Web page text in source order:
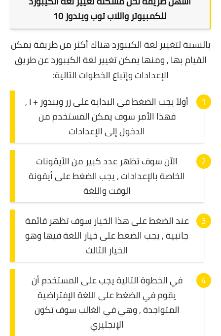
للكمبيوتر واللاب توب ويندوز 10
بالنسبة لتغيير لغة الكيبورد هناك أكثر من طريقة يمكن
القيام بها , ومنها يمكن تغيير لغة الكيبورد عن طريق
الإعدادات وإتباع الخطوات التالية:
أولاً يجب الضغط في البداية على زر ويندوز + I ,
فهذا الأمر سوف يمكن المستخدم من
الدخول إلى الإعدادات
الآن سوف تظهر عدد كبير من الأيقونات
الخاصة بالإعدادات , يجب الضغط على أيقونة
الوقت واللغة
عند الضغط على هذا الخيار سوف تظهر قائمة
جانبية , يجب الضغط على خيار اللغة فيها وهو
الخيار الثالث
في الخطوة التالية يجب على المستخدم أن
يقوم في الضغط على اللغة الإفتراضية
المتواجدة , وهي في الغالب سوف تكون
الإنجليزي